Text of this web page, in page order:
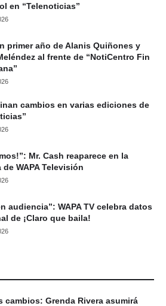
en “Telenoticias”
primer año de Alanis Quiñones y
al frente de “NotiCentro Fin
cambios en varias ediciones de
Mr. Cash reaparece en la
de WAPA Televisión
audiencia”: WAPA TV celebra datos
de ¡Claro que baila!
cambios: Grenda Rivera asumirá